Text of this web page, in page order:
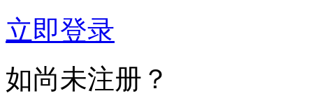
立即登录
如尚未注册？